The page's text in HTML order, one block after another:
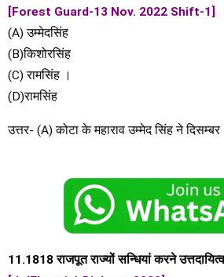
[Forest Guard-13 Nov. 2022 Shift-1]
(A) उम्मेदसिंह
(B)किशोरसिंह
(C) रामसिंह ।
(D)रामसिंह
उत्तर- (A) कोटा के महाराव उम्मेद सिंह ने
11.1818 राजपूत राज्यों सन्धियां करने